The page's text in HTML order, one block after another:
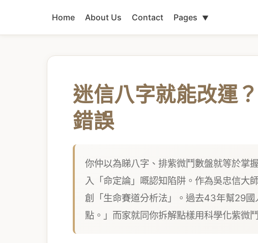
Home About Us Contact Pages ▼
迷信八字就能改運
錯誤
你仲以為睇八字、排紫微鬥數盤就等於掌
入「命定論」嘅認知陷阱。作為吳忠信大
創「生命賽道分析法」。過去43年幫29
點。」而家就同你拆解點樣用科學化紫微